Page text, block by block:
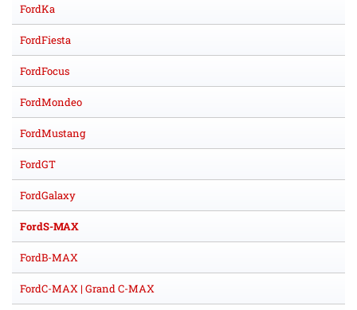
FordKa
FordFiesta
FordFocus
FordMondeo
FordMustang
FordGT
FordGalaxy
FordS-MAX
FordB-MAX
FordC-MAX | Grand C-MAX